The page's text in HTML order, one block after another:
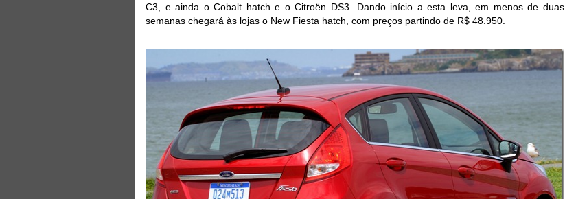
C3, e ainda o Cobalt hatch e o Citroën DS3. Dando início a esta leva, em menos de duas
semanas chegará às lojas o New Fiesta hatch, com preços partindo de R$ 48.950.